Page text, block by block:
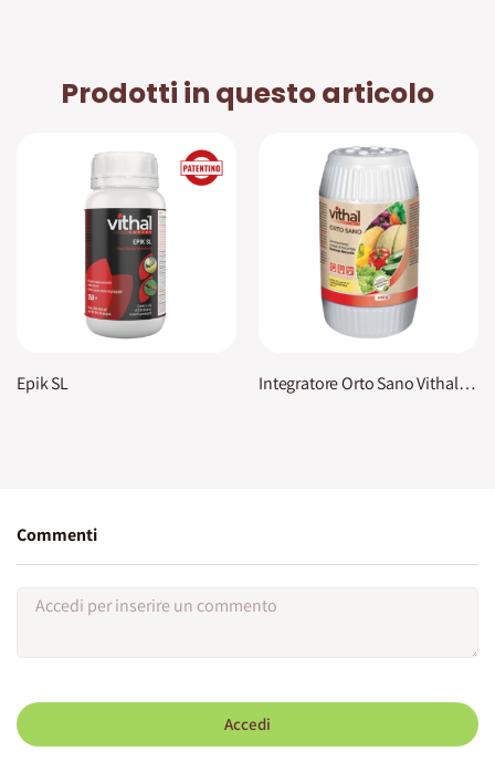
Prodotti in questo articolo
Epik SL Integratore Orto Sano Vithal Bio
Commenti
Accedi